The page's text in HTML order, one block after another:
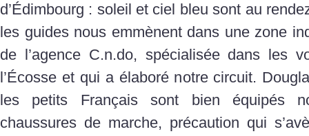
d’Édimbourg : soleil et ciel bleu sont au
les guides nous emmènent dans une zone
de l’agence C.n.do, spécialisée dans les
l’Écosse et qui a élaboré notre circuit.
les petits Français sont bien équipés
chaussures de marche, précaution qui